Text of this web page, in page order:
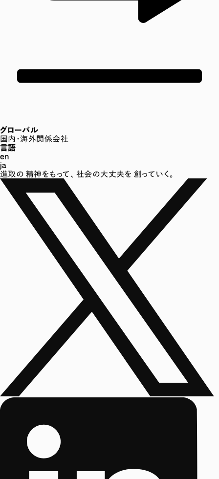
グローバル
国内・海外関係会社
言語
en
ja
進取の 精神をもって、 社会の大丈夫を 創っていく。